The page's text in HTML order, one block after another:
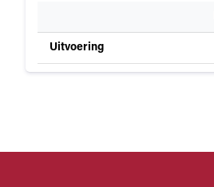
Specificaties
Multizaag
Uitvoering